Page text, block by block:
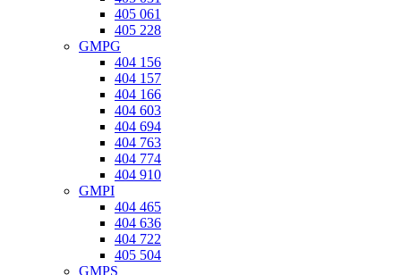
405 061
405 228
GMPG
404 156
404 157
404 166
404 603
404 694
404 763
404 774
404 910
GMPI
404 465
404 636
404 722
405 504
GMPS